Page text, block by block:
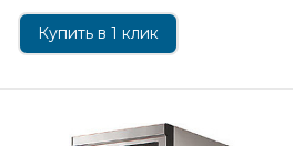
Купить в 1 клик